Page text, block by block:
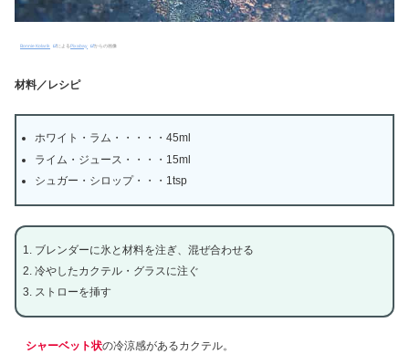
Bonnie Kolarik によるPixabay からの画像
材料／レシピ
ホワイト・ラム・・・・・45ml
ライム・ジュース・・・・15ml
シュガー・シロップ・・・1tsp
ブレンダーに氷と材料を注ぎ、混ぜ合わせる
冷やしたカクテル・グラスに注ぐ
ストローを挿す
シャーベット状の冷涼感があるカクテル。